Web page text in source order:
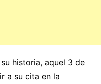
historia, aquel 3 de
a su cita en la